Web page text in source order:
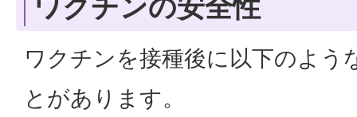
ワクチンの安全性
ワクチンを接種後に以下のよう
とがあります。